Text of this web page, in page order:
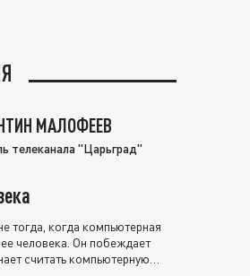
МАЛОФЕЕВ
телеканала "Царьград"
тогда, когда компьютерная
человека. Он побеждает
считать компьютерную